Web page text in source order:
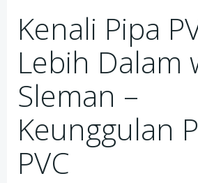
Kenali Pipa
Lebih Dalam
Sleman –
Keunggulan
PVC